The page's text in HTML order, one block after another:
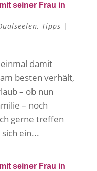
seiner Frau in
, Tipps |
damit
besten verhält,
– ob nun
– noch
gerne treffen
ein...
seiner Frau in